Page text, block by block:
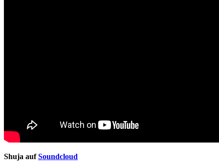
Shuja aufSoundcloud